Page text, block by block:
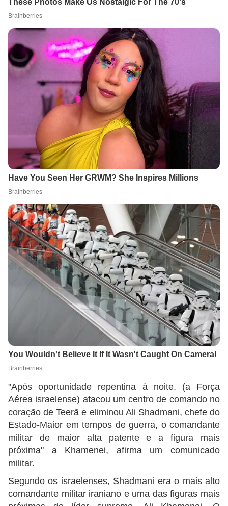
"Após oportunidade repentina à noite, (a Força
Aérea israelense) atacou um centro de comando no
coração de Teerã e eliminou Ali Shadmani, chefe do
Estado-Maior em tempos de guerra, o comandante
militar de maior alta patente e a figura mais
próxima" a Khamenei, afirma um comunicado
militar.
Segundo os israelenses, Shadmani era o mais alto
comandante militar iraniano e uma das figuras mais